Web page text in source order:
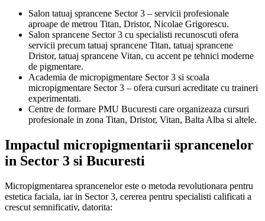
Salon tatuaj sprancene Sector 3 – servicii profesionale
aproape de metrou Titan, Dristor, Nicolae Grigorescu.
Salon sprancene Sector 3 cu specialisti recunoscuti ofera
servicii precum tatuaj sprancene Titan, tatuaj sprancene
Dristor, tatuaj sprancene Vitan, cu accent pe tehnici moderne
de pigmentare.
Academia de micropigmentare Sector 3 si scoala
micropigmentare Sector 3 – ofera cursuri acreditate cu traineri
experimentati.
Centre de formare PMU Bucuresti care organizeaza cursuri
profesionale in zona Titan, Dristor, Vitan, Balta Alba si altele.
Impactul micropigmentarii sprancenelor
in Sector 3 si Bucuresti
Micropigmentarea sprancenelor este o metoda revolutionara pentru
estetica faciala, iar in Sector 3, cererea pentru specialisti calificati a
crescut semnificativ, datorita: